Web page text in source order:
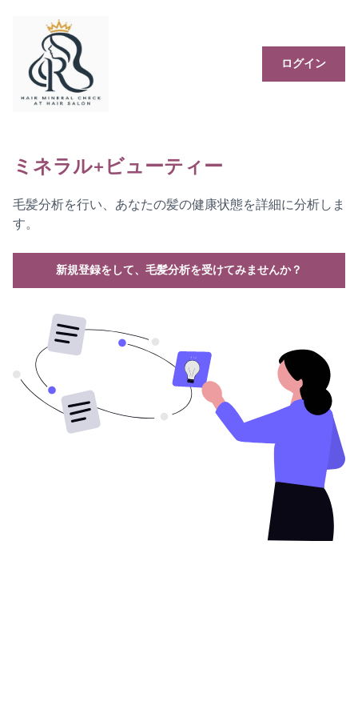
ログイン
ミネラル+ビューティー
毛髪分析を行い、あなたの髪の健康状態を詳細に分析しま
す。
新規登録をして、毛髪分析を受けてみませんか？